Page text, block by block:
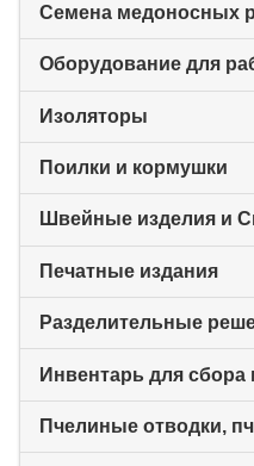
Семена медоносных
Оборудование для
Изоляторы
Поилки и кормушки
Швейные изделия и
Печатные издания
Разделительные
Инвентарь для